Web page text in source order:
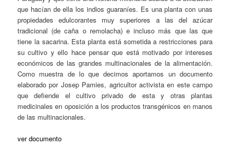
que hacían de ella los indios guaraníes. Es una planta con unas
propiedades edulcorantes muy superiores a las del azúcar
tradicional (de caña o remolacha) e incluso más que las que
tiene la sacarina. Esta planta está sometida a restricciones para
su cultivo y ello hace pensar que está motivado por intereses
económicos de las grandes multinacionales de la alimentación.
Como muestra de lo que decimos aportamos un documento
elaborado por Josep Pamies, agricultor activista en este campo
que defiende el cultivo privado de esta y otras plantas
medicinales en oposición a los productos transgénicos en manos
de las multinacionales.
ver documento